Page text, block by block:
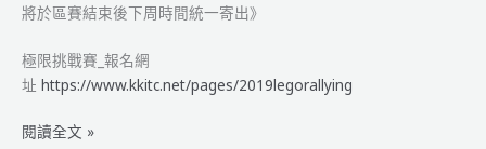
將於區賽結束後下周時間統一寄出》
極限挑戰賽_報名網
址 https://www.kkitc.net/pages/2019legorallying
2019
閱讀全文 »